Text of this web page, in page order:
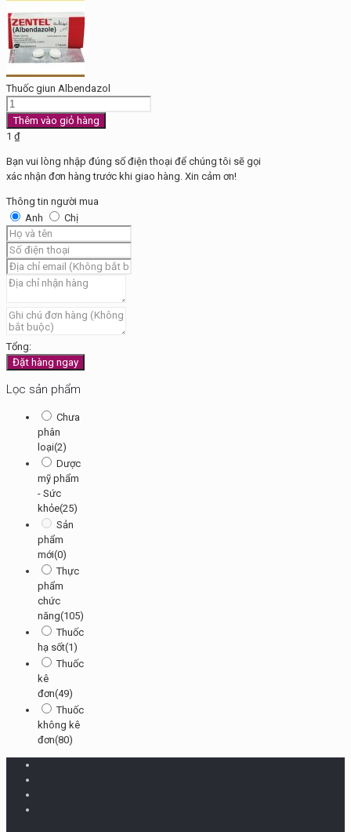
Thuốc giun Albendazol
Thuốc
giun
Albendazol
lượng
Thêm vào giỏ hàng
1 ₫
Bạn vui lòng nhập đúng số điện thoại để chúng tôi sẽ gọi
xác nhận đơn hàng trước khi giao hàng. Xin cảm ơn!
Thông tin người mua
Anh
Chị
Tổng:
Đặt hàng ngay
Lọc sản phẩm
Chưa
phân
loại(2)
Dược
mỹ phẩm
- Sức
khỏe(25)
Sản
phẩm
mới(0)
Thực
phẩm
chức
năng(105)
Thuốc
hạ sốt(1)
Thuốc
kê
đơn(49)
Thuốc
không kê
đơn(80)